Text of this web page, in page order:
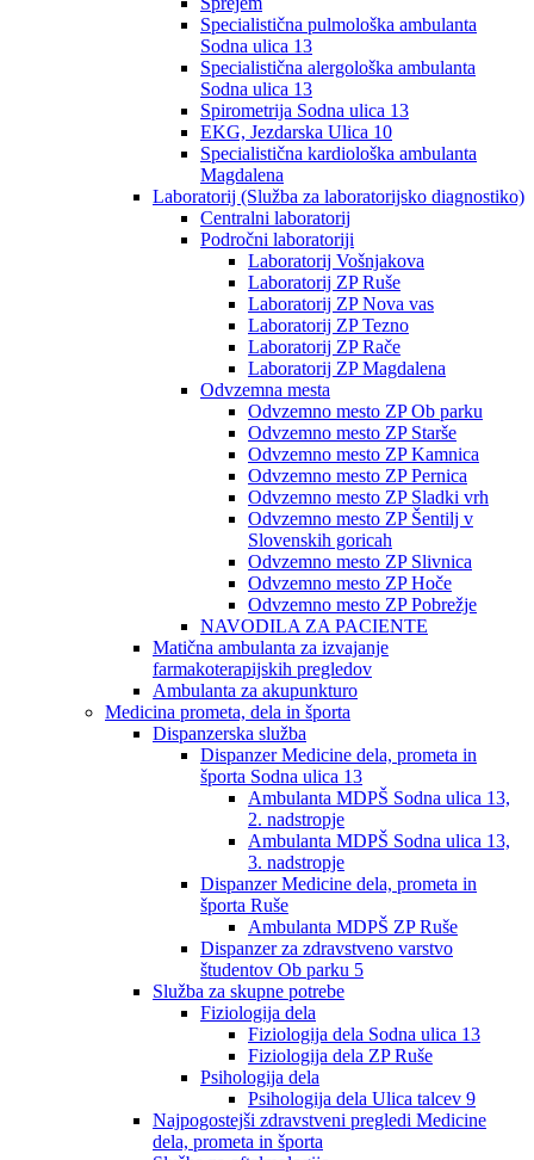
Specialistična pulmološka ambulanta
Sodna ulica 13
Specialistična alergološka ambulanta
Sodna ulica 13
Spirometrija Sodna ulica 13
EKG, Jezdarska Ulica 10
Specialistična kardiološka ambulanta
Magdalena
Laboratorij (Služba za laboratorijsko diagnostiko)
Centralni laboratorij
Področni laboratoriji
Laboratorij Vošnjakova
Laboratorij ZP Ruše
Laboratorij ZP Nova vas
Laboratorij ZP Tezno
Laboratorij ZP Rače
Laboratorij ZP Magdalena
Odvzemna mesta
Odvzemno mesto ZP Ob parku
Odvzemno mesto ZP Starše
Odvzemno mesto ZP Kamnica
Odvzemno mesto ZP Pernica
Odvzemno mesto ZP Sladki vrh
Odvzemno mesto ZP Šentilj v
Slovenskih goricah
Odvzemno mesto ZP Slivnica
Odvzemno mesto ZP Hoče
Odvzemno mesto ZP Pobrežje
NAVODILA ZA PACIENTE
Matična ambulanta za izvajanje
farmakoterapijskih pregledov
Ambulanta za akupunkturo
Medicina prometa, dela in športa
Dispanzerska služba
Dispanzer Medicine dela, prometa in
športa Sodna ulica 13
Ambulanta MDPŠ Sodna ulica 13,
2. nadstropje
Ambulanta MDPŠ Sodna ulica 13,
3. nadstropje
Dispanzer Medicine dela, prometa in
športa Ruše
Ambulanta MDPŠ ZP Ruše
Dispanzer za zdravstveno varstvo
študentov Ob parku 5
Služba za skupne potrebe
Fiziologija dela
Fiziologija dela Sodna ulica 13
Fiziologija dela ZP Ruše
Psihologija dela
Psihologija dela Ulica talcev 9
Najpogostejši zdravstveni pregledi Medicine
dela, prometa in športa